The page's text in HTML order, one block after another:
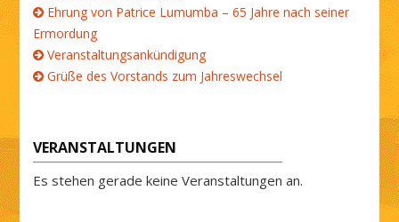
Ehrung von Patrice Lumumba – 65 Jahre nach seiner
Ermordung
Veranstaltungsankündigung
Grüße des Vorstands zum Jahreswechsel
VERANSTALTUNGEN
Es stehen gerade keine Veranstaltungen an.